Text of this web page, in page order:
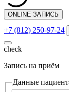
ONLINE ЗАПИСЬ
+7 (812) 250-97-24
check
Запись на приём
Данные